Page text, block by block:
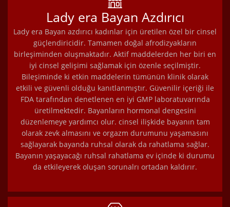
Lady era Bayan Azdırıcı
Lady era Bayan azdırıcı kadınlar için üretilen özel bir cinsel
güçlendiricidir. Tamamen doğal afrodizyakların
birleşiminden oluşmaktadır. Aktif maddelerden her biri en
iyi cinsel gelişimi sağlamak için özenle seçilmiştir.
Bileşiminde ki etkin maddelerin tümünün klinik olarak
etkili ve güvenli olduğu kanıtlanmıştır. Güvenilir içeriği ile
FDA tarafından denetlenen en iyi GMP laboratuvarında
üretilmektedir. Bayanların hormonal dengesini
düzenlemeye yardımcı olur. cinsel ilişkide bayanın tam
olarak zevk almasını ve orgazm durumunu yaşamasını
sağlayarak bayanda ruhsal olarak da rahatlama sağlar.
Bayanın yaşayacağı ruhsal rahatlama ev içinde ki durumu
da etkileyerek oluşan sorunalrı ortadan kaldırır.